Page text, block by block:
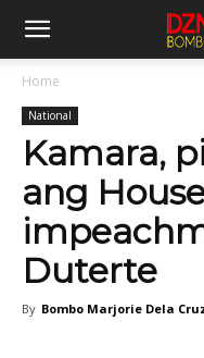
Home
National
Kamara,
ang
Duterte
By Bombo Marjorie Dela